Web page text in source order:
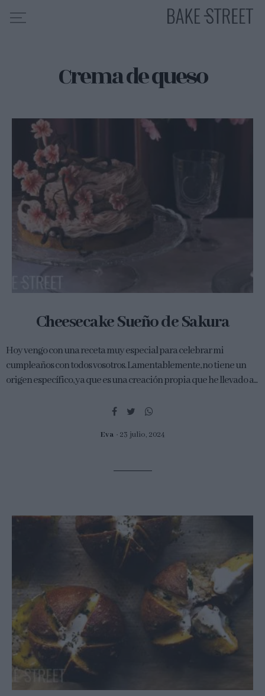
HOME
INDICE DE RECETAS
SOBRE MÍ
CONTACTO
ES
Crema de queso
Cheesecake Sueño de Sakura
Hoy vengo con una receta muy especial para celebrar mi
cumpleaños con todos vosotros. Lamentablemente, no tiene un
origen específico, ya que es una creación propia que he llevado a...
Eva 23 julio, 2024